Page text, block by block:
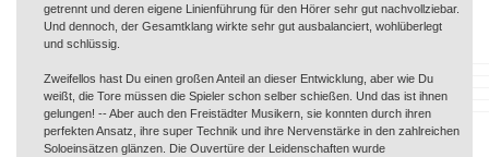
getrennt und deren eigene Linienführung für den Hörer sehr gut nachvollziebar.
Und dennoch, der Gesamtklang wirkte sehr gut ausbalanciert, wohlüberlegt
und schlüssig.
Zweifellos hast Du einen großen Anteil an dieser Entwicklung, aber wie Du
weißt, die Tore müssen die Spieler schon selber schießen. Und das ist ihnen
gelungen! -- Aber auch den Freistädter Musikern, sie konnten durch ihren
perfekten Ansatz, ihre super Technik und ihre Nervenstärke in den zahlreichen
Soloeinsätzen glänzen. Die Ouvertüre der Leidenschaften wurde